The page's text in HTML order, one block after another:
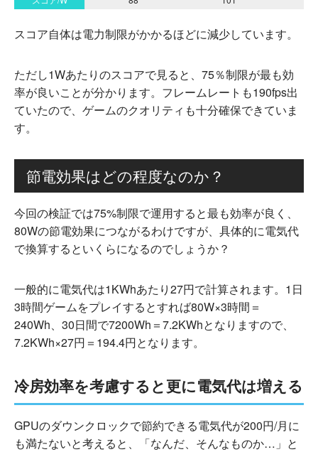
スコア自体は電力制限がかかるほどに減少しています。
ただし1Wあたりのスコアで見ると、75％制限が最も効
率が良いことが分かります。フレームレートも190fps出
ていたので、ゲームのクオリティも十分確保できていま
す。
節電効果はどの程度なのか？
今回の検証では75%制限で運用すると最も効率が良く、
80Wの節電効果につながるわけですが、具体的に電気代
で換算するといくらになるのでしょうか？
一般的に電気代は1KWhあたり27円で計算されます。1日
3時間ゲームをプレイするとすれば80W×3時間＝
240Wh、30日間で7200Wh＝7.2KWhとなりますので、
7.2KWh×27円＝194.4円となります。
冷房効率を考慮すると更に電気代は増える
GPUのダウンクロックで節約できる電気代が200円/月に
も満たないと考えると、「なんだ、そんなものか…」と